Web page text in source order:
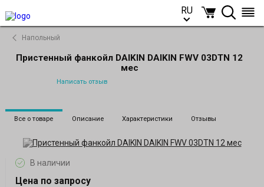
RU
Напольный
Пристенный фанкойл DAIKIN DAIKIN FWV 03DTN 12
мес
Написать отзыв
Все о товаре Описание Характеристики Отзывы
В наличии
Цена по запросу